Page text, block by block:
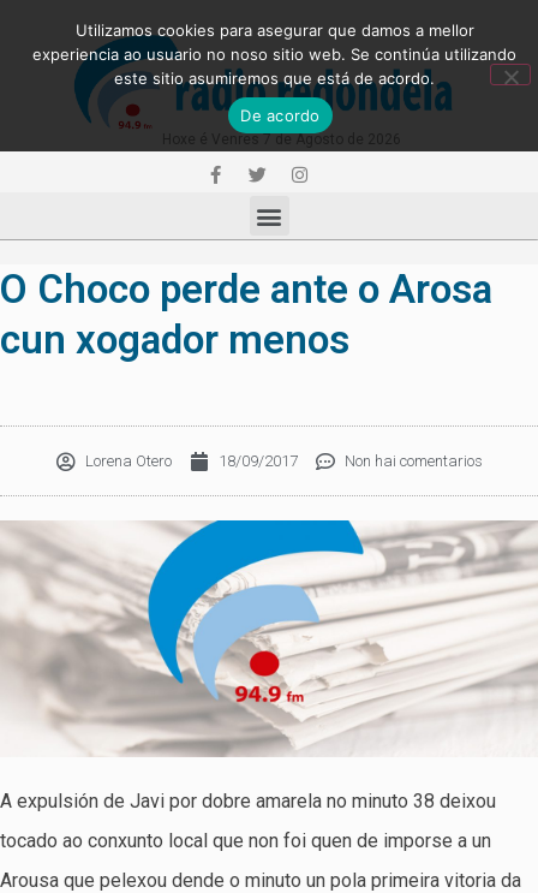
O Choco perde ante o Arosa
cun xogador menos
Lorena Otero 18/09/2017 Non hai comentarios
A expulsión de Javi por dobre amarela no minuto 38 deixou
tocado ao conxunto local que non foi quen de imporse a un
Arousa que pelexou dende o minuto un pola primeira vitoria da
Utilizamos cookies para asegurar que damos a mellor
experiencia ao usuario no noso sitio web. Se continúa utilizando
este sitio asumiremos que está de acordo.
De acordo